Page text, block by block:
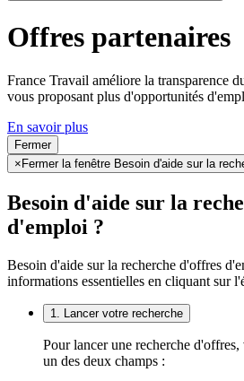
Offres partenaires
France Travail améliore la transparence
vous proposant plus d'opportunités
En savoir plus
Fermer
× Fermer la fenêtre Besoin d'aide sur la
Besoin d'aide sur la
d'emploi ?
Besoin d'aide sur la recherche d'offres
informations essentielles en cliquant sur
1. Lancer votre recherche
Pour lancer une recherche
un des deux champs :